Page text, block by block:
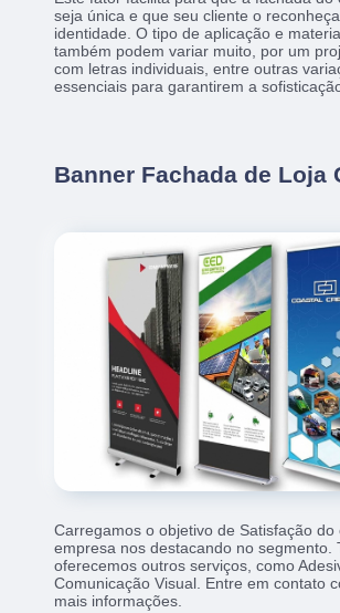
seja única e que seu cliente o
identidade. O tipo de aplicação e
também podem variar muito, por um
com letras individuais, entre outras
essenciais para garantirem a
Banner Fachada de Loja
Carregamos o objetivo de Satisfação do
empresa nos destacando no segmento.
oferecemos outros serviços, como
Comunicação Visual. Entre em contato
mais informações.